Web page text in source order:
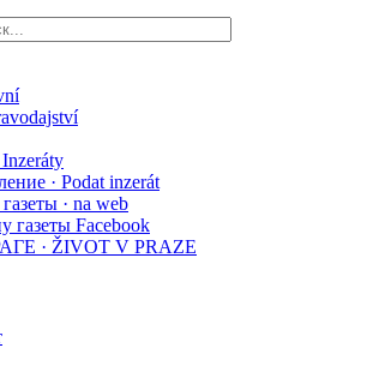
· Podat inzerát
· na web
газеты Facebook
· ŽIVOT V PRAZE